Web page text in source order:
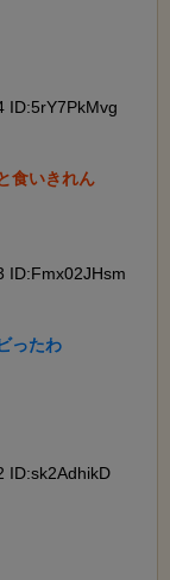
ID:5rY7PkMvg
食いきれん
ID:Fmx02JHsm
ったわ
ID:sk2AdhikD